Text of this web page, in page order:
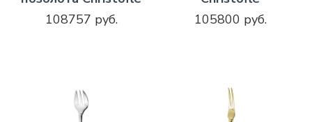
108757 руб.
105800 руб.